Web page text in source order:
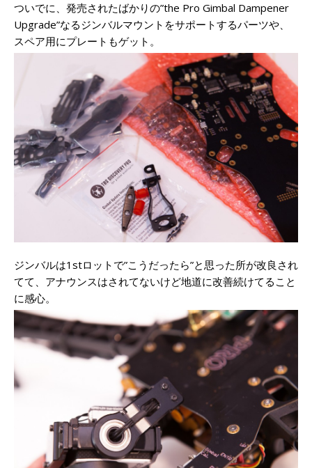
ついでに、発売されたばかりの”the Pro Gimbal Dampener
Upgrade”なるジンバルマウントをサポートするパーツや、
スペア用にプレートもゲット。
ジンバルは1stロットで”こうだったら”と思った所が改良され
てて、アナウンスはされてないけど地道に改善続けてること
に感心。